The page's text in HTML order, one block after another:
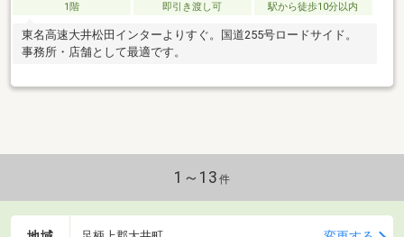
1階 即引き渡し可 駅から徒歩10分以内
東名高速大井松田インターよりすぐ。国道255号ロードサイド。
事務所・店舗として最適です。
1～13 件